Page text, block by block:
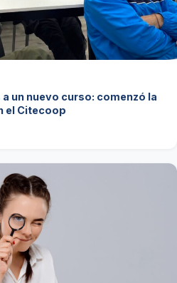
un nuevo curso: comenzó la
el Citecoop